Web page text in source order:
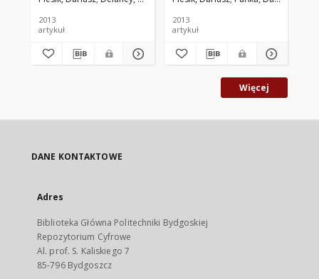
volatiles: beetle
to lilac aldehydes and
veratrole
2013
artykuł
attraction/repellence
2013
artykuł
Więcej
DANE KONTAKTOWE
Adres
Biblioteka Główna Politechniki Bydgoskiej
Repozytorium Cyfrowe
Al. prof. S. Kaliskiego 7
85-796 Bydgoszcz